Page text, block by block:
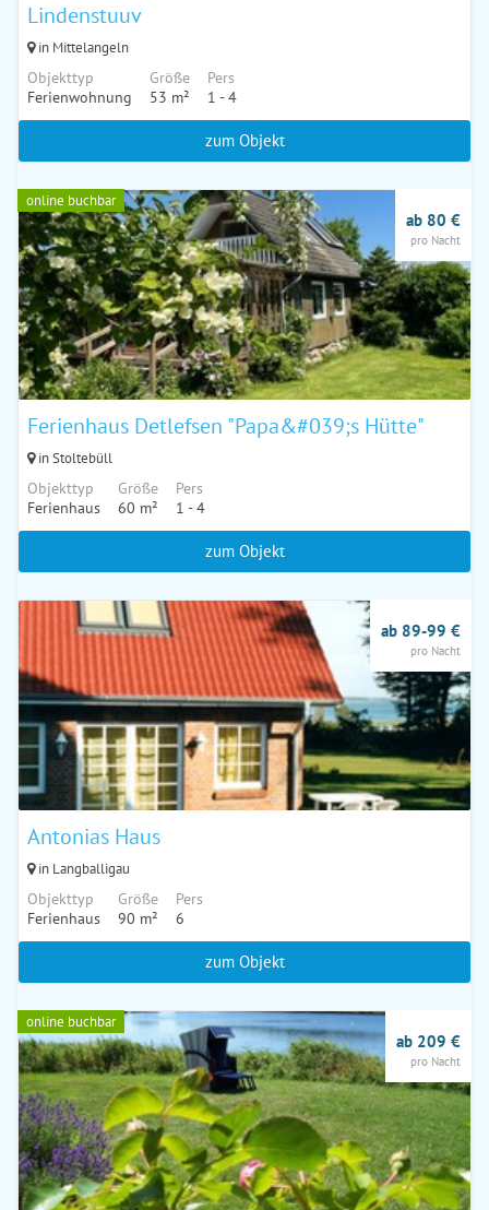
Lindenstuuv
in Mittelangeln
Objekttyp
Ferienwohnung
Größe
53 m²
Pers
1 - 4
zum Objekt
online buchbar
Ferienhaus Detlefsen "Papa&#039;s Hütte"
in Stoltebüll
Objekttyp
Ferienhaus
Größe
60 m²
Pers
1 - 4
ab 80 €
pro Nacht
zum Objekt
Antonias Haus
in Langballigau
Objekttyp
Ferienhaus
Größe
90 m²
Pers
6
ab 89-99 €
pro Nacht
zum Objekt
online buchbar
ab 209 €
pro Nacht